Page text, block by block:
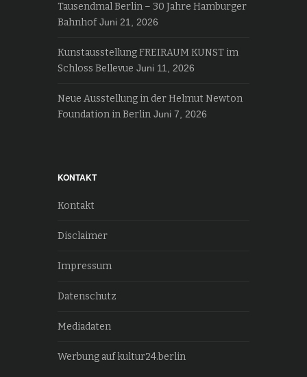
Tausendmal Berlin – 30 Jahre Hamburger
Bahnhof Juni 21, 2026
Kunstausstellung FREIRAUM KUNST im
Schloss Bellevue Juni 11, 2026
Neue Ausstellung in der Helmut Newton
Foundation in Berlin Juni 7, 2026
KONTAKT
Kontakt
Disclaimer
Impressum
Datenschutz
Mediadaten
Werbung auf kultur24.berlin